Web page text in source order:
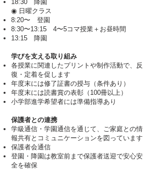
18:30 降園
◉ 日曜クラス
8:20〜 登園
8:30〜13:15 4〜5コマ授業＋お昼時間
13:15 降園
学びを支える取り組み
各授業に関連したプリントや制作活動で、反
復・定着を促します
年度末には修了証書の授与（条件あり）
年度末には読書賞の表彰（100冊以上）
小学部進学希望者には準備指導あり
保護者との連携
学級通信・学園通信を通じて、ご家庭との情
報共有とコミュニケーションを図っています
保護者会通信
登園・降園は教室前まで保護者送迎で安心安
全を確保